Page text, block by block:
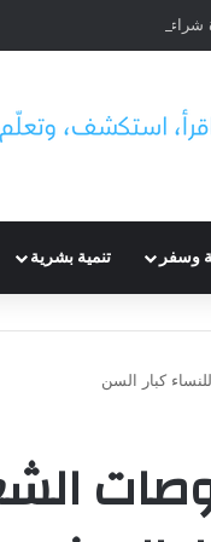
وسفر تنمية بشرية
كبار السن